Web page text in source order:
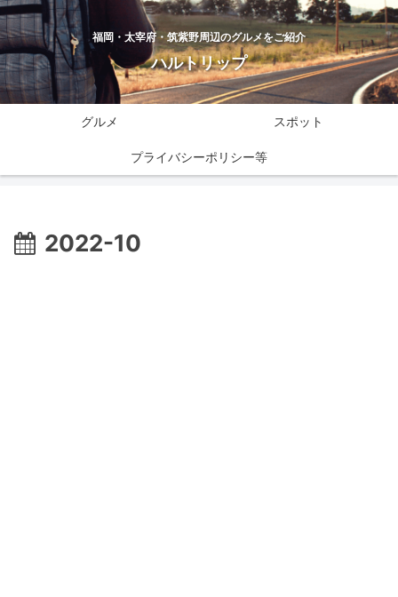
福岡・太宰府・筑紫野周辺のグルメをご紹介
ハルトリップ
グルメ スポット
プライバシーポリシー等
2022-10